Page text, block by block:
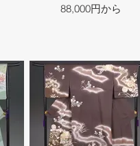
88,000円から